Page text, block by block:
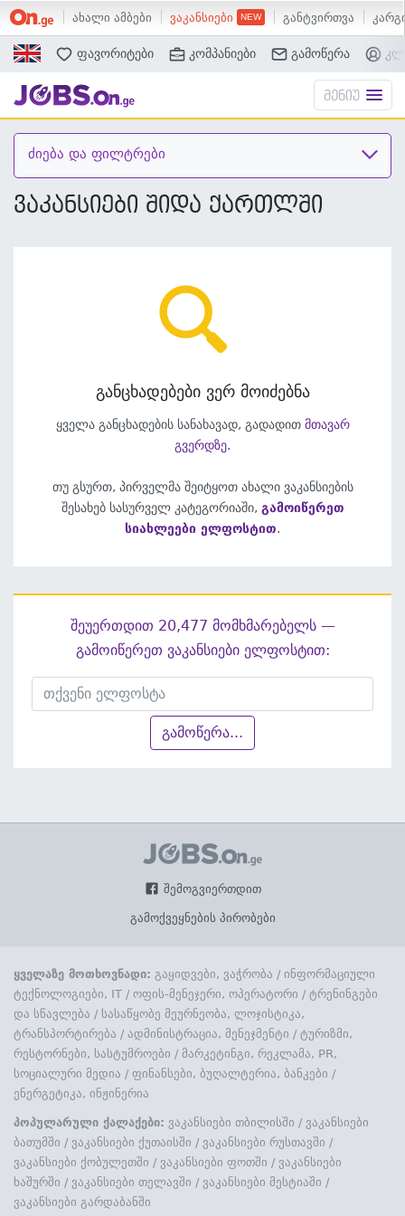
ახალი ამბები ვაკანსიები განტვირთვა
ძებნა
ფავორიტები კომპანიები გამოწერა
მენიუ
ძიება და ფილტრები
ვაკანსიები შიდა ქართლში
განცხადებები ვერ მოიძებნა
ყველა განცხადების სანახავად, გადადით მთავარ
გვერდზე.
თუ გსურთ, პირველმა შეიტყოთ ახალი ვაკანსიების
შესახებ სასურველ კატეგორიაში, გამოიწერეთ
სიახლეები ელფოსტით.
შეუერთდით 20,477 მომხმარებელს —
გამოიწერეთ ვაკანსიები ელფოსტით:
გამოწერა...
შემოგვიერთდით
გამოქვეყნების პირობები
ყველაზე მოთხოვნადი: გაყიდვები, ვაჭრობა / ინფორმაციული
ტექნოლოგიები, IT / ოფის-მენეჯერი, ოპერატორი / ტრენინგები
და სწავლება / სასაწყობე მეურნეობა, ლოჯისტიკა,
ტრანსპორტირება / ადმინისტრაცია, მენეჯმენტი / ტურიზმი,
რესტორნები, სასტუმროები / მარკეტინგი, რეკლამა, PR,
სოციალური მედია / ფინანსები, ბუღალტერია, ბანკები /
ენერგეტიკა, ინჟინერია
პოპულარული ქალაქები: ვაკანსიები თბილისში / ვაკანსიები
ბათუმში / ვაკანსიები ქუთაისში / ვაკანსიები რუსთავში /
ვაკანსიები ქობულეთში / ვაკანსიები ფოთში / ვაკანსიები
ხაშურში / ვაკანსიები თელავში / ვაკანსიები მესტიაში /
ვაკანსიები გარდაბანში